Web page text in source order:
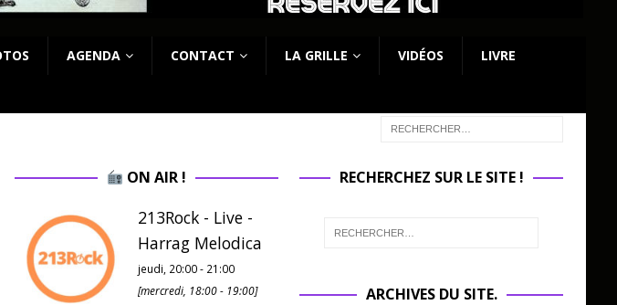
AGENDA CONTACT LA GRILLE VIDÉOS LIVRE
ON AIR !
213Rock - Live -
Harrag Melodica
jeudi, 20:00 - 21:00
[mercredi, 18:00 - 19:00]
RECHERCHEZ SUR LE SITE !
ARCHIVES DU SITE.